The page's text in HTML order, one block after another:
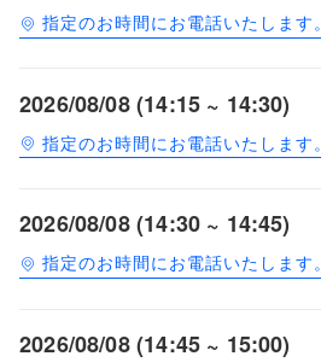
指定のお時間にお電話いたします。
2026/08/08 (14:15 ~ 14:30)
指定のお時間にお電話いたします。
2026/08/08 (14:30 ~ 14:45)
指定のお時間にお電話いたします。
2026/08/08 (14:45 ~ 15:00)